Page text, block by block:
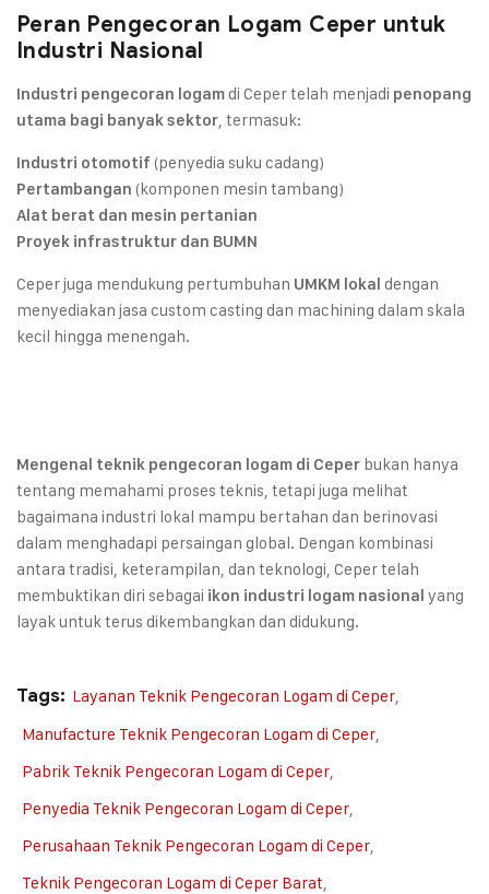
Peran Pengecoran Logam Ceper untuk
Industri Nasional
Industri pengecoran logamdi Ceper telah menjadi penopang
utama bagi banyak sektor , termasuk:
Industri otomotif (penyedia suku cadang)
Pertambangan (komponen mesin tambang)
Alat berat dan mesin pertanian
Proyek infrastruktur dan BUMN
Ceper juga mendukung pertumbuhan UMKM lokal dengan
menyediakan jasa custom casting dan machining dalam skala
kecil hingga menengah.
Mengenal teknik pengecoran logam di Ceper bukan hanya
tentang memahami proses teknis, tetapi juga melihat
bagaimana industri lokal mampu bertahan dan berinovasi
dalam menghadapi persaingan global. Dengan kombinasi
antara tradisi, keterampilan, dan teknologi, Ceper telah
membuktikan diri sebagai ikon industri logam nasional yang
layak untuk terus dikembangkan dan didukung.
Tags: Layanan Teknik Pengecoran Logam di Ceper
Manufacture Teknik Pengecoran Logam di Ceper
Pabrik Teknik Pengecoran Logam di Ceper
Penyedia Teknik Pengecoran Logam di Ceper
Perusahaan Teknik Pengecoran Logam di Ceper
Teknik Pengecoran Logam di Ceper Barat